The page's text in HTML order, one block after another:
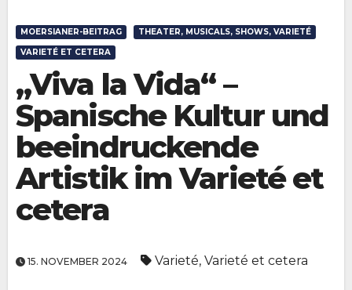
MOERSIANER-BEITRAG
THEATER, MUSICALS, SHOWS, VARIETÉ
VARIETÉ ET CETERA
„Viva la Vida“ –
Spanische Kultur und
beeindruckende
Artistik im Varieté et
cetera
15. NOVEMBER 2024 Varieté, Varieté et cetera